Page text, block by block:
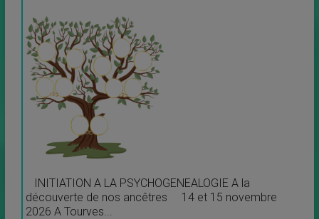
INITIATION A LA PSYCHOGENEALOGIE A la
découverte de nos ancêtres 14 et 15 novembre
2026 A Tourves...